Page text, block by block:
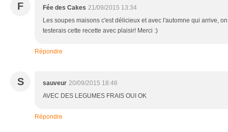
F Fée des Cakes 21/09/2015 13:34
Les soupes maisons c'est délicieux et avec l'automne qui arrive,
testerais cette recette avec plaisir! Merci :)
Répondre
S sauveur 20/09/2015 18:46
AVEC DES LEGUMES FRAIS OUI OK
Répondre